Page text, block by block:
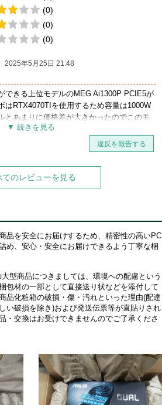
(0)
(0)
(0)
2025年5月25日 21:48
できる上位モデルのMEG Ai1300P PCIE5が
はRTX4070TIを使用するため容量は1000W
とあまりに価格差が大きかったのでこのモ
もついていますし他のモジュラーケーブル
デルのように柔らかいスリーブケーブルに
ました。
ほとんど回っていないかもしれません。
ですが、10年保証があるので安心ですね。
違反を報告する
てのレビューを見る
品を安全にお届けするため、精密性の高いPC
め、安心・安全にお届けできるよう丁寧な梱
型商品につきましては、環境への配慮という
包材の一部として直接送り状などを添付して
品化粧箱の破損・傷・汚れといった理由(配達
い破損を除き)および発送伝票等が直貼りされ
・交換はお受けできませんのでご了承くださ